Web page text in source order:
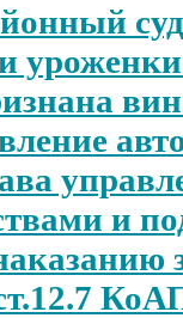
уроженки
и